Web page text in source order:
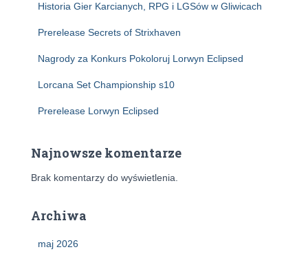
Historia Gier Karcianych, RPG i LGSów w Gliwicach
Prerelease Secrets of Strixhaven
Nagrody za Konkurs Pokoloruj Lorwyn Eclipsed
Lorcana Set Championship s10
Prerelease Lorwyn Eclipsed
Najnowsze komentarze
Brak komentarzy do wyświetlenia.
Archiwa
maj 2026